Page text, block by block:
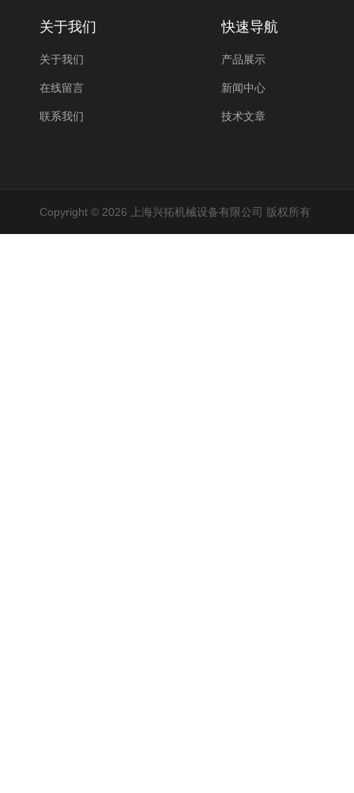
关于我们
关于我们
在线留言
联系我们
快速导航
产品展示
新闻中心
技术文章
Copyright © 2026 上海兴拓机械设备有限公司 版权所有